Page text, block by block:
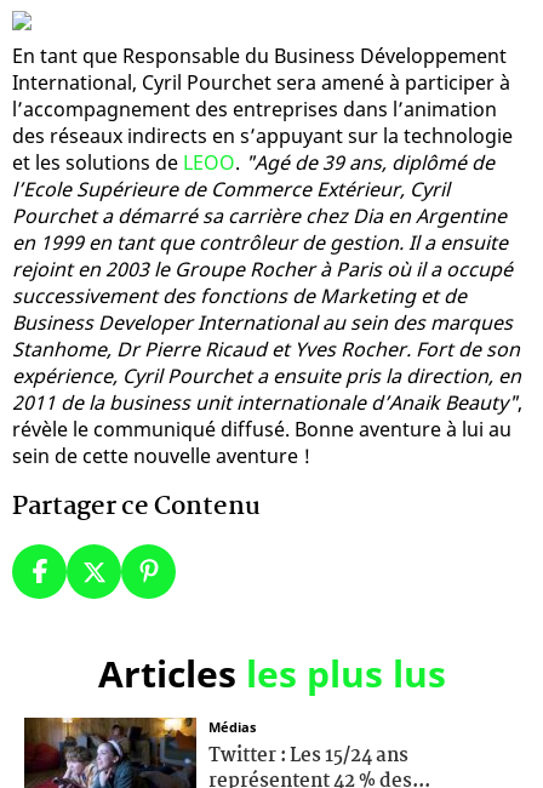
En tant que Responsable du Business Développement
International, Cyril Pourchet sera amené à participer à
l’accompagnement des entreprises dans l’animation
des réseaux indirects en s’appuyant sur la technologie
et les solutions de LEOO. "Agé de 39 ans, diplômé de
l’Ecole Supérieure de Commerce Extérieur, Cyril
Pourchet a démarré sa carrière chez Dia en Argentine
en 1999 en tant que contrôleur de gestion. Il a ensuite
rejoint en 2003 le Groupe Rocher à Paris où il a occupé
successivement des fonctions de Marketing et de
Business Developer International au sein des marques
Stanhome, Dr Pierre Ricaud et Yves Rocher. Fort de son
expérience, Cyril Pourchet a ensuite pris la direction, en
2011 de la business unit internationale d’Anaik Beauty",
révèle le communiqué diffusé. Bonne aventure à lui au
sein de cette nouvelle aventure !
Partager ce Contenu
Articles les plus lus
Médias
Twitter : Les 15/24 ans
représentent 42 % des...